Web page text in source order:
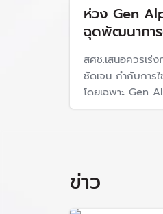
1.15 จัดหา
พ.ศ. 2555
มาตรฐาน
นำมาสู่การเปิดโ
โครงการดังกล่า
ห่วง Gen
ฉุดพัฒนาการ
สศช.เสนอควรเร่
ชัดเจน กำกับการ
โดยเฉพาะ Gen
ความเสี่ยงต่อพัฒน
ข่าว